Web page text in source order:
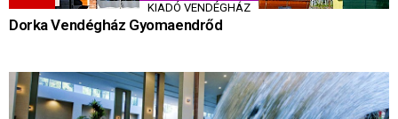
KIADÓ VENDÉGHÁZ
Dorka Vendégház Gyomaendrőd